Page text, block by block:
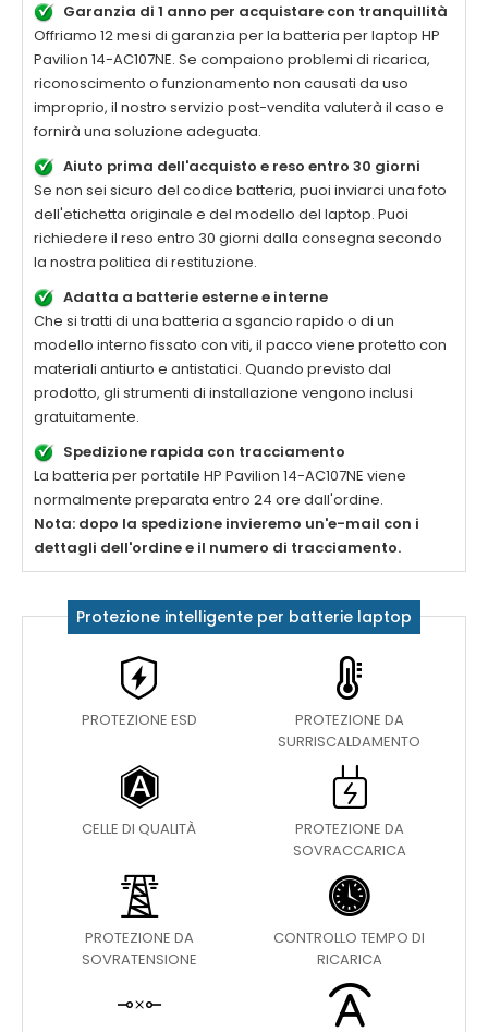
Garanzia di 1 anno per acquistare con tranquillità
Offriamo 12 mesi di garanzia per la batteria per laptop HP
Pavilion 14-AC107NE. Se compaiono problemi di ricarica,
riconoscimento o funzionamento non causati da uso
improprio, il nostro servizio post-vendita valuterà il caso e
fornirà una soluzione adeguata.
Aiuto prima dell'acquisto e reso entro 30 giorni
Se non sei sicuro del codice batteria, puoi inviarci una foto
dell'etichetta originale e del modello del laptop. Puoi
richiedere il reso entro 30 giorni dalla consegna secondo
la nostra politica di restituzione.
Adatta a batterie esterne e interne
Che si tratti di una batteria a sgancio rapido o di un
modello interno fissato con viti, il pacco viene protetto con
materiali antiurto e antistatici. Quando previsto dal
prodotto, gli strumenti di installazione vengono inclusi
gratuitamente.
Spedizione rapida con tracciamento
La batteria per portatile HP Pavilion 14-AC107NE viene
normalmente preparata entro 24 ore dall'ordine.
Nota: dopo la spedizione invieremo un'e-mail con i
dettagli dell'ordine e il numero di tracciamento.
Protezione intelligente per batterie laptop
PROTEZIONE ESD
PROTEZIONE DA
SURRISCALDAMENTO
CELLE DI QUALITÀ
PROTEZIONE DA
SOVRACCARICA
PROTEZIONE DA
SOVRATENSIONE
CONTROLLO TEMPO DI
RICARICA